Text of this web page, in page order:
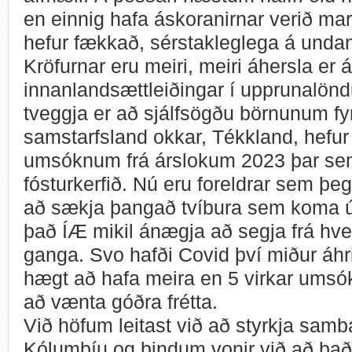
en einnig hafa áskoranirnar verið
hefur fækkað, sérstakleglega á
Kröfurnar eru meiri, meiri áhersla er á
innanlandsættleiðingar í
tveggja er að sjálfsögðu börnunum
samstarfsland okkar, Tékkland,
umsóknum frá árslokum 2023 þar
fósturkerfið. Nú eru foreldrar sem
að sækja þangað tvíbura sem koma
það ÍÆ mikil ánægja að segja frá
ganga. Svo hafði Covid því miður
hægt að hafa meira en 5 virkar
að vænta góðra frétta.
Við höfum leitast við að styrkja